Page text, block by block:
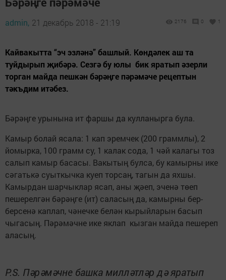
admin, 21 декабрь 2018 - 21:19 2176 0 1
Кайвакытта “эч эзләнә” башлый. Көндәлек аш та
туйдырып җибәрә. Сезгә бу юлы бик яратып әзерли
торган майда пешкән бәрәңге пәрәмәче рецептын
тәкъдим итәбез.
Бәрәңге урынына ит фаршы да кулланырга була.
Камыр болай ясала: 1 кап эремчек (200 граммлы), 2
йомырка, 100 грамм су, 1 калак сода, 1 чәй калагы тоз
салып камыр басасы. Вакытың булса, бу камырны ике
сәгатькә суыткычка куеп торсаң, тагын да яхшы.
Камырдан шарчыклар ясап, аны җәеп, эченә төеп
пешерелгән бәрәңге (ит) саласың да, камырны бер-
берсенә каплап, чәнечке белән кырыйларын басып
чыгасың. Пәрәмәчне ике яклап кызган майда пешереп
аласың.
P.S. Пәрәмәчне башка милләтләр дә яратып